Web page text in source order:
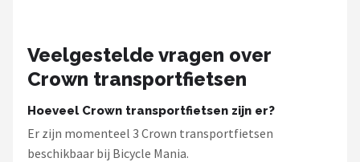
Veelgestelde vragen over
Crown transportfietsen
Hoeveel Crown transportfietsen zijn er?
Er zijn momenteel 3 Crown transportfietsen
beschikbaar bij Bicycle Mania.